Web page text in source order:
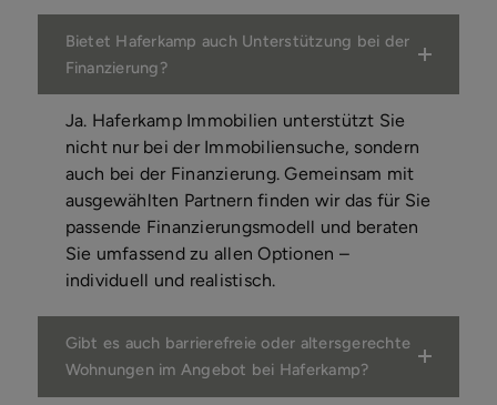
Bietet Haferkamp auch Unterstützung bei der
Finanzierung?
Ja. Haferkamp Immobilien unterstützt Sie
nicht nur bei der Immobiliensuche, sondern
auch bei der Finanzierung. Gemeinsam mit
ausgewählten Partnern finden wir das für Sie
passende Finanzierungsmodell und beraten
Sie umfassend zu allen Optionen –
individuell und realistisch.
Gibt es auch barrierefreie oder altersgerechte
Wohnungen im Angebot bei Haferkamp?